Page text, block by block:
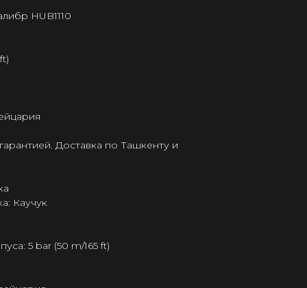
HUB1110
Доставка по Ташкенту и
Каучук
5 bar (50 m/165 ft)